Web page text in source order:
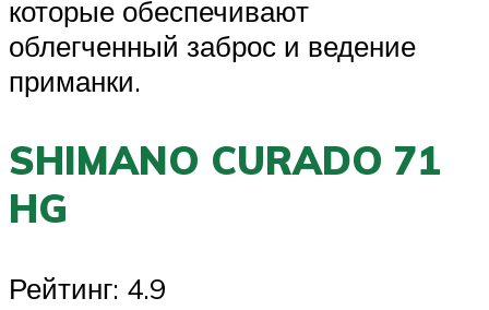
которые обеспечивают
облегченный заброс и ведение
приманки.
SHIMANO CURADO 71
HG
Рейтинг: 4.9